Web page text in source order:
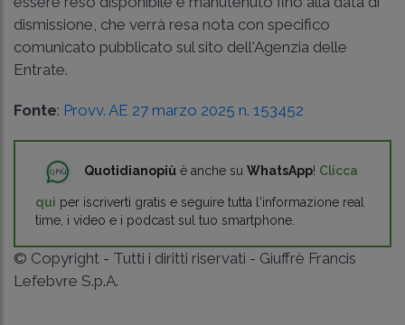
dismissione, che verrà resa nota con specifico
comunicato pubblicato sul sito dell'Agenzia delle
Entrate.
Fonte: Provv. AE 27 marzo 2025 n. 153452
Quotidianopiù è anche su WhatsApp! Clicca
qui per iscriverti gratis e seguire tutta l'informazione real
time, i video e i podcast sul tuo smartphone.
© Copyright - Tutti i diritti riservati - Giuffrè Francis
Lefebvre S.p.A.